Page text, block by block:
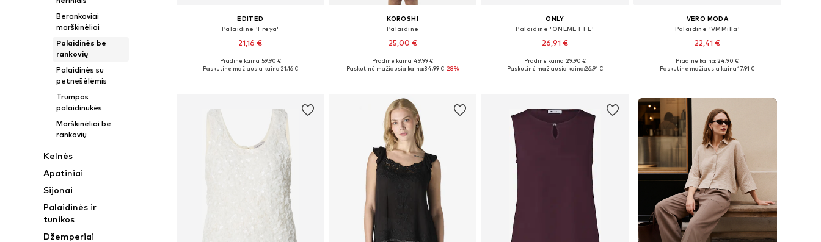
Berankoviai
marškinėliai
Palaidinės be
rankovių
Palaidinės su
petnešėlėmis
Trumpos
palaidinukės
Marškinėliai be
rankovių
Kelnės
Apatiniai
Sijonai
Palaidinės ir
tunikos
Džemperiai
EDITED
Palaidinė 'Freya'
21,16 €
Galimi dydžiai: XS, S, M, L, XL
Pradinė kaina: 59,90 €
Paskutinė mažiausia kaina:21,16 €
KOROSHI
Palaidinė
25,00 €
Galimi dydžiai: XS, S, M, XL
Pradinė kaina: 49,99 €
Paskutinė mažiausia kaina:34,99 €-28%
ONLY
Palaidinė 'ONLMETTE'
26,91 €
Galimi dydžiai: XS, S, M, L
Pradinė kaina: 29,90 €
Paskutinė mažiausia kaina:26,91 €
VERO MODA
Palaidinė 'VMMilla'
22,41 €
+3
Galimi dydžiai: XS, M, XL
Pradinė kaina: 24,90 €
Paskutinė mažiausia kaina:17,91 €